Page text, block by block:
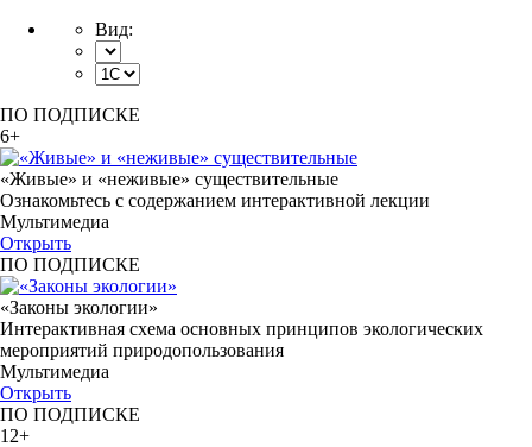
Вид:
ПО ПОДПИСКЕ
6+
«Живые» и «неживые» существительные
Ознакомьтесь с содержанием интерактивной лекции
Мультимедиа
Открыть
ПО ПОДПИСКЕ
«Законы экологии»
Интерактивная схема основных принципов экологических
мероприятий природопользования
Мультимедиа
Открыть
ПО ПОДПИСКЕ
12+